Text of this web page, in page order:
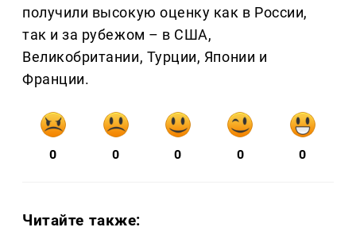
получили высокую оценку как в России,
так и за рубежом – в США,
Великобритании, Турции, Японии и
Франции.
0 0 0 0 0
Читайте также: